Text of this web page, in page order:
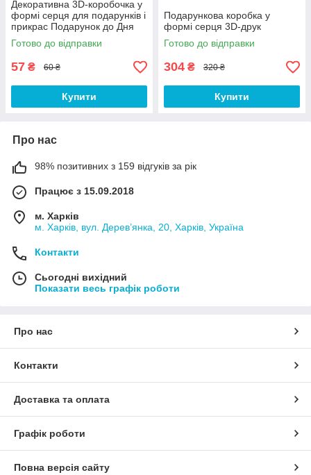
Декоративна 3D-коробочка у
формі серця для подарунків і
прикрас Подарунок до Дня
закоханих
Готово до відправки
57 ₴ 60 ₴
Купити
Подарункова коробка у
формі серця 3D-друк
Готово до відправки
304 ₴ 320 ₴
Купити
Про нас
98% позитивних з 159 відгуків за рік
Працює з 15.09.2018
м. Харків
м. Харків, вул. Дерев’янка, 20, Харків, Україна
Контакти
Сьогодні вихідний
Показати весь графік роботи
Про нас
Контакти
Доставка та оплата
Графік роботи
Повна версія сайту